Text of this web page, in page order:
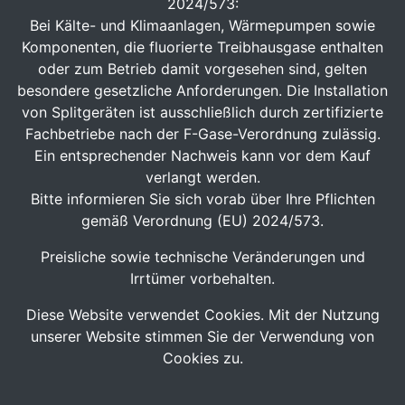
2024/573:
Bei Kälte- und Klimaanlagen, Wärmepumpen sowie
Komponenten, die fluorierte Treibhausgase enthalten
oder zum Betrieb damit vorgesehen sind, gelten
besondere gesetzliche Anforderungen. Die Installation
von Splitgeräten ist ausschließlich durch zertifizierte
Fachbetriebe nach der F-Gase-Verordnung zulässig.
Ein entsprechender Nachweis kann vor dem Kauf
verlangt werden.
Bitte informieren Sie sich vorab über Ihre Pflichten
gemäß Verordnung (EU) 2024/573.
Preisliche sowie technische Veränderungen und
Irrtümer vorbehalten.
Diese Website verwendet Cookies. Mit der Nutzung
unserer Website stimmen Sie der Verwendung von
Cookies zu.